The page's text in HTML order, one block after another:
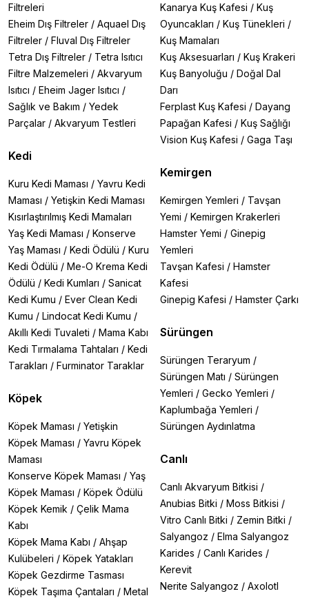
Filtreleri
Eheim Dış Filtreler / Aquael Dış
Filtreler / Fluval Dış Filtreler
Tetra Dış Filtreler / Tetra Isıtıcı
Filtre Malzemeleri / Akvaryum
Isıtıcı / Eheim Jager Isıtıcı /
Sağlık ve Bakım / Yedek
Parçalar / Akvaryum Testleri
Kedi
Kuru Kedi Maması / Yavru Kedi
Maması / Yetişkin Kedi Maması
Kısırlaştırılmış Kedi Mamaları
Yaş Kedi Maması / Konserve
Yaş Maması / Kedi Ödülü / Kuru
Kedi Ödülü / Me-O Krema Kedi
Ödülü / Kedi Kumları / Sanicat
Kedi Kumu / Ever Clean Kedi
Kumu / Lindocat Kedi Kumu /
Akıllı Kedi Tuvaleti / Mama Kabı
Kedi Tırmalama Tahtaları / Kedi
Tarakları / Furminator Taraklar
Köpek
Köpek Maması / Yetişkin
Köpek Maması / Yavru Köpek
Maması
Konserve Köpek Maması / Yaş
Köpek Maması / Köpek Ödülü
Köpek Kemik / Çelik Mama
Kabı
Köpek Mama Kabı / Ahşap
Kulübeleri / Köpek Yatakları
Köpek Gezdirme Tasması
Köpek Taşıma Çantaları / Metal
Kanarya Kuş Kafesi / Kuş
Oyuncakları / Kuş Tünekleri /
Kuş Mamaları
Kuş Aksesuarları / Kuş Krakeri
Kuş Banyoluğu / Doğal Dal
Darı
Ferplast Kuş Kafesi / Dayang
Papağan Kafesi / Kuş Sağlığı
Vision Kuş Kafesi / Gaga Taşı
Kemirgen
Kemirgen Yemleri / Tavşan
Yemi / Kemirgen Krakerleri
Hamster Yemi / Ginepig
Yemleri
Tavşan Kafesi / Hamster
Kafesi
Ginepig Kafesi / Hamster Çarkı
Sürüngen
Sürüngen Teraryum /
Sürüngen Matı / Sürüngen
Yemleri / Gecko Yemleri /
Kaplumbağa Yemleri /
Sürüngen Aydınlatma
Canlı
Canlı Akvaryum Bitkisi /
Anubias Bitki / Moss Bitkisi /
Vitro Canlı Bitki / Zemin Bitki /
Salyangoz / Elma Salyangoz
Karides / Canlı Karides /
Kerevit
Nerite Salyangoz / Axolotl